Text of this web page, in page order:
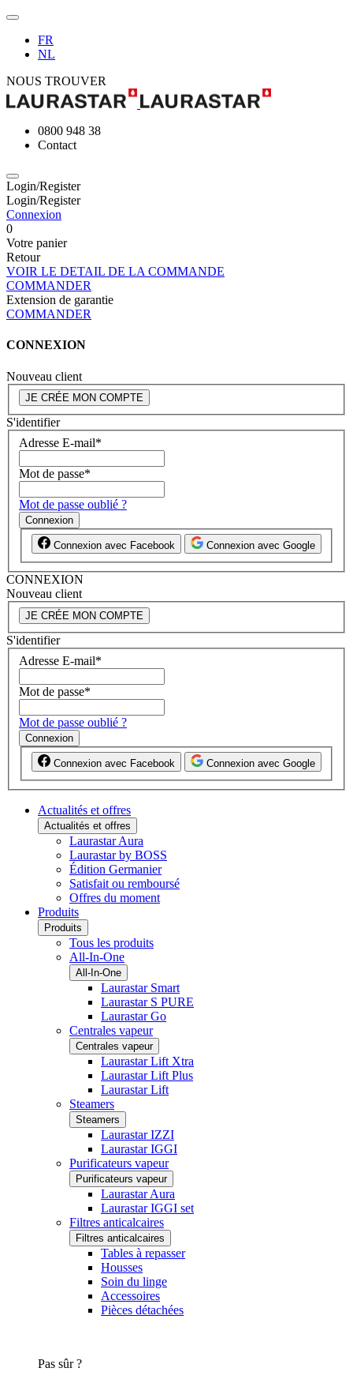
FR
NL
NOUS TROUVER
0800 948 38
Contact
Login/Register
Login/Register
Connexion
0
Votre panier
Retour
VOIR LE DETAIL DE LA COMMANDE
COMMANDER
Extension de garantie
COMMANDER
CONNEXION
Nouveau client
JE CRÉE MON COMPTE
S'identifier
Adresse E-mail*
Mot de passe*
Mot de passe oublié ?
Connexion
Connexion avec Facebook Connexion avec Google
CONNEXION
Nouveau client
JE CRÉE MON COMPTE
S'identifier
Adresse E-mail*
Mot de passe*
Mot de passe oublié ?
Connexion
Connexion avec Facebook Connexion avec Google
Actualités et offres
Actualités et offres
Laurastar Aura
Laurastar by BOSS
Édition Germanier
Satisfait ou remboursé
Offres du moment
Produits
Produits
Tous les produits
All-In-One
All-In-One
Laurastar Smart
Laurastar S PURE
Laurastar Go
Centrales vapeur
Centrales vapeur
Laurastar Lift Xtra
Laurastar Lift Plus
Laurastar Lift
Steamers
Steamers
Laurastar IZZI
Laurastar IGGI
Purificateurs vapeur
Purificateurs vapeur
Laurastar Aura
Laurastar IGGI set
Filtres anticalcaires
Filtres anticalcaires
Tables à repasser
Housses
Soin du linge
Accessoires
Pièces détachées
Pas sûr ?